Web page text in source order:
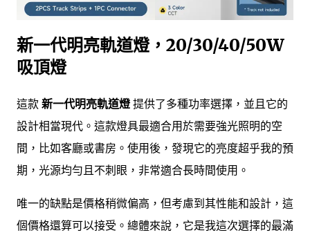
新一代明亮軌道燈，20/30/40/50W
吸頂燈
這款 新一代明亮軌道燈提供了多種功率選擇，並且它的
設計相當現代。這款燈具最適合用於需要強光照明的空
間，比如客廳或書房。使用後，發現它的亮度超乎我的預
期，光源均勻且不刺眼，非常適合長時間使用。
唯一的缺點是價格稍微偏高，但考慮到其性能和設計，這
個價格還算可以接受。總體來說，它是我這次選擇的最滿